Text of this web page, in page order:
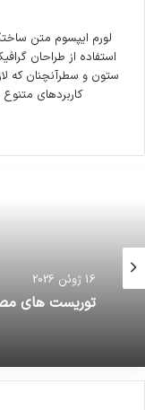
لورم ایپسوم متن
استفاده از طراحان
ستون و سطرآنچنان که
کاربردهای
16 ژوئن 2026
توریست های